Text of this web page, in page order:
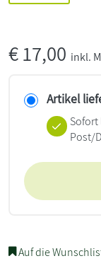
€17,00 inkl.
Artikel
Post/
Auf die